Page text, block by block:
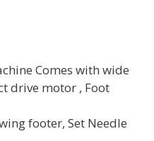
Comes with wide
drive motor , Foot
footer, Set Needle